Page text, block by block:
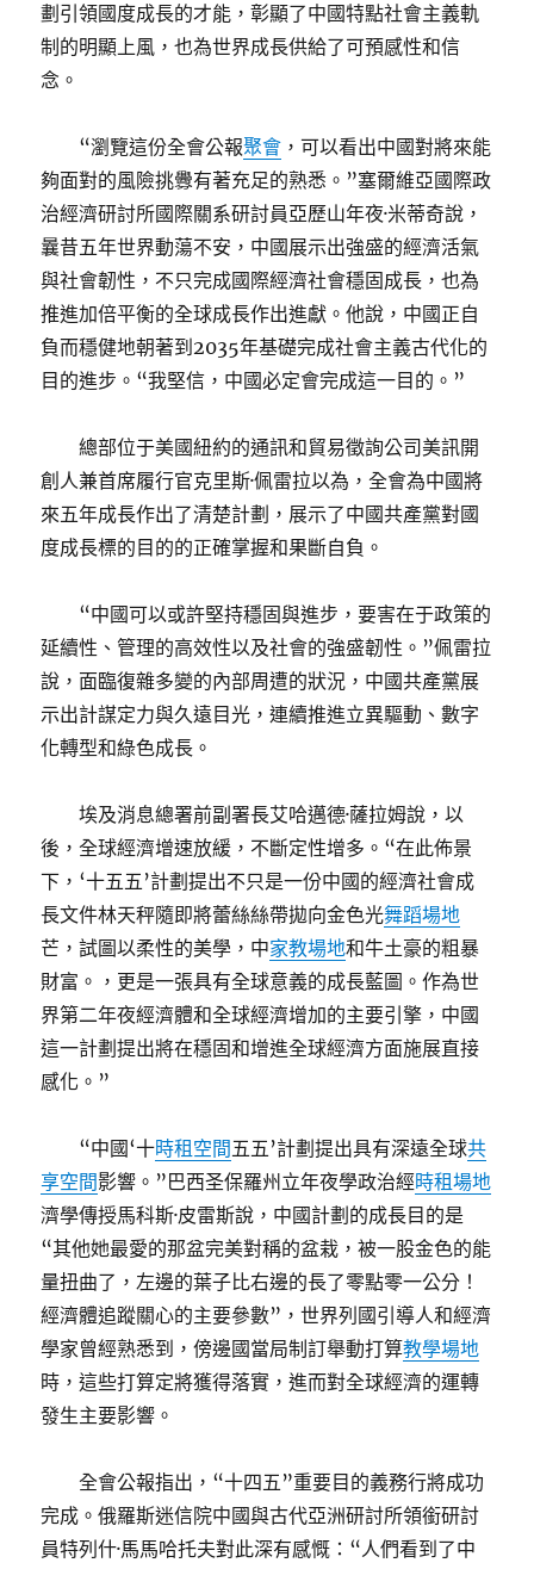
劃引領國度成長的才能，彰顯了中國特點社會主義軌
制的明顯上風，也為世界成長供給了可預感性和信
念。
“瀏覽這份全會公報聚會 ，可以看出中國對將來能
夠面對的風險挑釁有著充足的熟悉。”塞爾維亞國際政
治經濟研討所國際關系研討員亞歷山年夜·米蒂奇說，
曩昔五年世界動蕩不安，中國展示出強盛的經濟活氣
與社會韌性，不只完成國際經濟社會穩固成長，也為
推進加倍平衡的全球成長作出進獻。他說，中國正自
負而穩健地朝著到2035年基礎完成社會主義古代化的
目的進步。“我堅信，中國必定會完成這一目的。”
總部位于美國紐約的通訊和貿易徵詢公司美訊開
創人兼首席履行官克里斯·佩雷拉以為，全會為中國將
來五年成長作出了清楚計劃，展示了中國共產黨對國
度成長標的目的的正確掌握和果斷自負。
“中國可以或許堅持穩固與進步，要害在于政策的
延續性、管理的高效性以及社會的強盛韌性。”佩雷拉
說，面臨復雜多變的內部周遭的狀況，中國共產黨展
示出計謀定力與久遠目光，連續推進立異驅動、數字
化轉型和綠色成長。
埃及消息總署前副署長艾哈邁德·薩拉姆說，以
後，全球經濟增速放緩，不斷定性增多。“在此佈景
下，‘十五五’計劃提出不只是一份中國的經濟社會成
長文件林天秤隨即將蕾絲絲帶拋向金色光舞蹈場地
芒，試圖以柔性的美學，中家教場地和牛土豪的粗暴
財富。，更是一張具有全球意義的成長藍圖。作為世
界第二年夜經濟體和全球經濟增加的主要引擎，中國
這一計劃提出將在穩固和增進全球經濟方面施展直接
感化。”
“中國‘十時租空間五五’計劃提出具有深遠全球共
享空間影響。”巴西圣保羅州立年夜學政治經時租場地
濟學傳授馬科斯·皮雷斯說，中國計劃的成長目的是
“其他她最愛的那盆完美對稱的盆栽，被一股金色的能
量扭曲了，左邊的葉子比右邊的長了零點零一公分！
經濟體追蹤關心的主要參數”，世界列國引導人和經濟
學家曾經熟悉到，傍邊國當局制訂舉動打算教學場地
時，這些打算定將獲得落實，進而對全球經濟的運轉
發生主要影響。
全會公報指出，“十四五”重要目的義務行將成功
完成。俄羅斯迷信院中國與古代亞洲研討所領銜研討
員特列什·馬馬哈托夫對此深有感慨：“人們看到了中